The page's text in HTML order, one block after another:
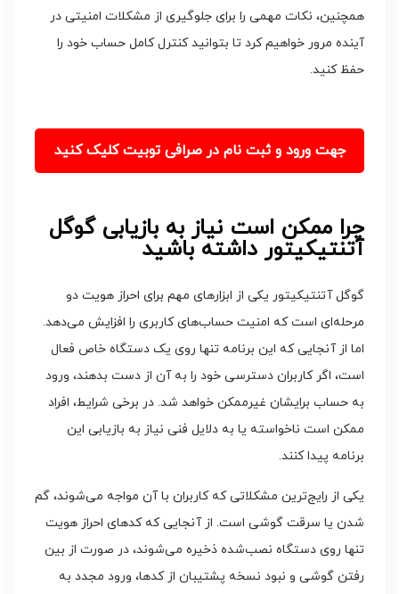
همچنین، نکات مهمی را برای جلوگیری از مشکلات امنیتی در
آینده مرور خواهیم کرد تا بتوانید کنترل کامل حساب خود را
حفظ کنید.
جهت ورود و ثبت نام در صرافی توبیت کلیک کنید
چرا ممکن است نیاز به بازیابی گوگل
آتنتیکیتور داشته باشید
گوگل آتنتیکیتور یکی از ابزارهای مهم برای احراز هویت دو
مرحله‌ای است که امنیت حساب‌های کاربری را افزایش می‌دهد.
اما از آنجایی که این برنامه تنها روی یک دستگاه خاص فعال
است، اگر کاربران دسترسی خود را به آن از دست بدهند، ورود
به حساب برایشان غیرممکن خواهد شد. در برخی شرایط، افراد
ممکن است ناخواسته یا به دلایل فنی نیاز به بازیابی این
برنامه پیدا کنند.
یکی از رایج‌ترین مشکلاتی که کاربران با آن مواجه می‌شوند، گم
شدن یا سرقت گوشی است. از آنجایی که کدهای احراز هویت
تنها روی دستگاه نصب‌شده ذخیره می‌شوند، در صورت از بین
رفتن گوشی و نبود نسخه پشتیبان از کدها، ورود مجدد به